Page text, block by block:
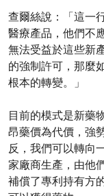
查爾絲說：「這一
醫療產品，他們不
無法受益於這些新
的強制許可，那麼
根本的轉變。」
目前的模式是新藥
昂藥價為代價，強
反，我們可以轉向
家廠商生產，由他
補償了專利持有方